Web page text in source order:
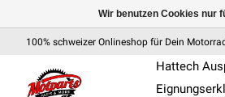
100% schweizer Onlineshop für Dein
Hattech
Wir benutzen Cookies nur